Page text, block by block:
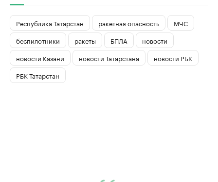
Республика Татарстан ракетная опасность
МЧС
беспилотники
ракеты БПЛА
новости
новости Казани
новости Татарстана
новости РБК
РБК Татарстан